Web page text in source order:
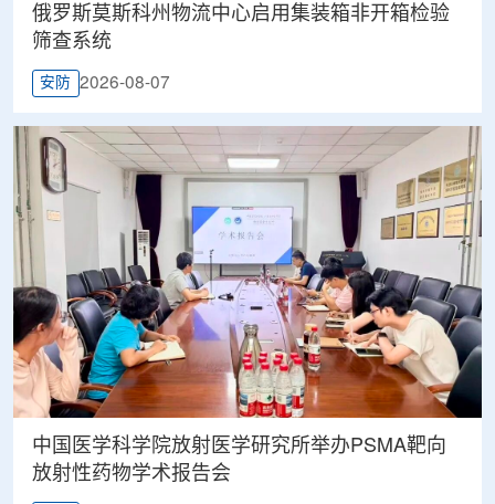
俄罗斯莫斯科州物流中心启用集装箱非开箱检验
筛查系统
安防 2026-08-07
中国医学科学院放射医学研究所举办PSMA靶向
放射性药物学术报告会